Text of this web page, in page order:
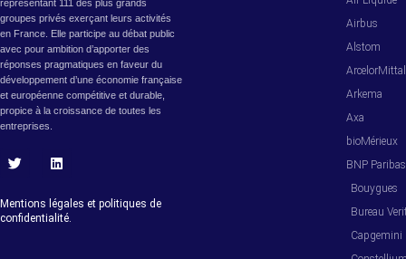
représentant 111 des plus grands
groupes privés exerçant leurs activités
en France. Elle participe au débat public
avec pour ambition d’apporter des
réponses pragmatiques en faveur du
développement d’une économie française
et européenne compétitive et durable,
propice à la croissance de toutes les
entreprises.
T
i
t
L
n
k
Mentions légales et politiques de
confidentialité.
Airbus
Alstom
Arkema
Axa
bioMérieux
BNP Paribas
Bouygues
Bureau
Capgemini